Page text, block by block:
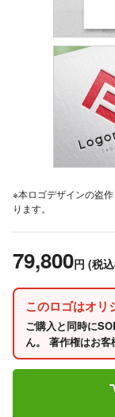
※本ロゴデザインの盗
ります。
79,800円 (税
このロゴはオリ
ご購入と同時に
ん。 著作権はお客